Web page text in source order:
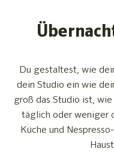
Du gestaltest, wie
dein Studio ein wie
groß das Studio ist,
täglich oder weniger
Küche und